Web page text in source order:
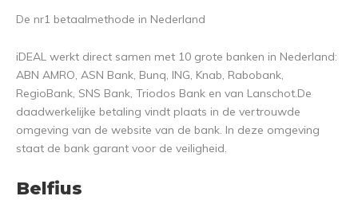
De nr1 betaalmethode in Nederland
iDEAL werkt direct samen met 10 grote banken in Nederland:
ABN AMRO, ASN Bank, Bunq, ING, Knab, Rabobank,
RegioBank, SNS Bank, Triodos Bank en van Lanschot.De
daadwerkelijke betaling vindt plaats in de vertrouwde
omgeving van de website van de bank. In deze omgeving
staat de bank garant voor de veiligheid.
Belfius